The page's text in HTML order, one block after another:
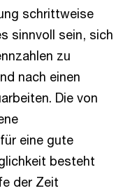
schrittweise
sinnvoll sein, sich
zu
nach einen
Die von
eine gute
besteht
der Zeit